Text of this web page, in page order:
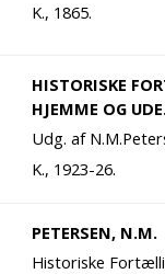
K., 1865.
HISTORISKE
HJEMME OG
Udg. af
K., 1923-26.
PETERSEN, N.M.
Historiske